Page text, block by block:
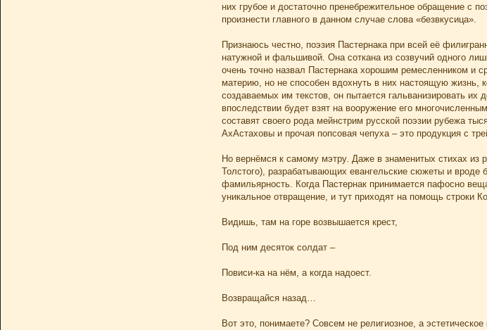
них грубое и достаточно пренебрежительное обращение с
произнести главного в данном случае слова «безвкусица».
Признаюсь честно, поэзия Пастернака при всей её
натужной и фальшивой. Она соткана из созвучий одного
очень точно назвал Пастернака хорошим ремесленником и
материю, но не способен вдохнуть в них настоящую жизнь,
создаваемых им текстов, он пытается гальванизировать
впоследствии будет взят на вооружение его
составят своего рода мейнстрим русской поэзии рубежа
АхАстаховы и прочая попсовая чепуха – это продукция с
Но вернёмся к самому мэтру. Даже в знаменитых стихах из
Толстого), разрабатывающих евангельские сюжеты и
фамильярность. Когда Пастернак принимается пафосно
уникальное отвращение, и тут приходят на помощь строки
Видишь, там на горе возвышается крест,
Под ним десяток солдат –
Повиси-ка на нём, а когда надоест.
Возвращайся назад…
Вот это, понимаете? Совсем не религиозное, а